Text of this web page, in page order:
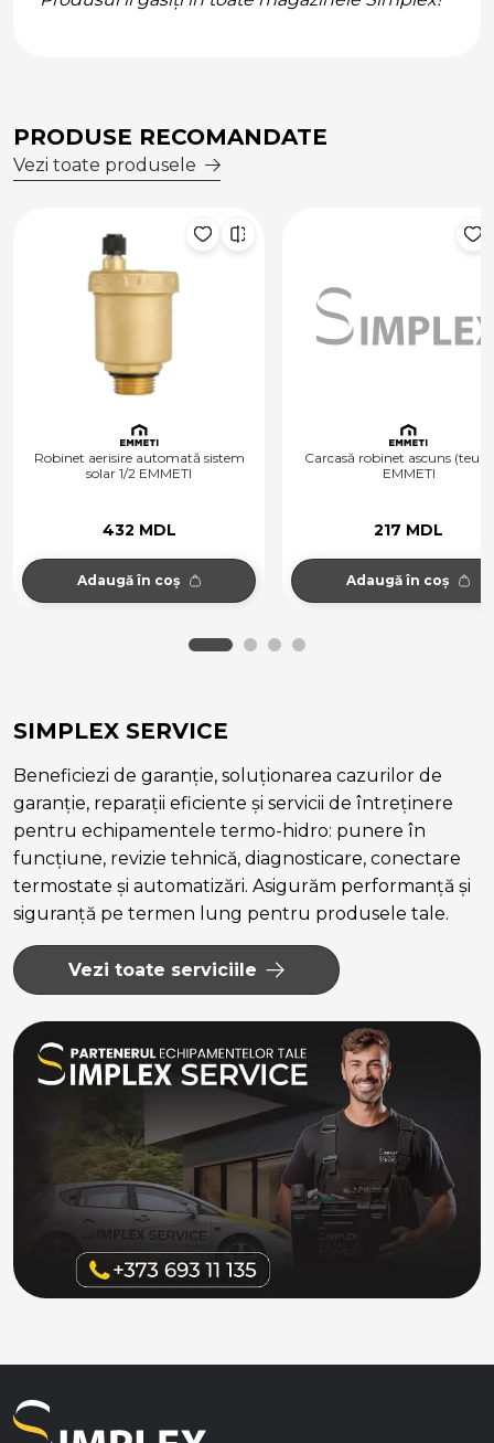
PRODUSE RECOMANDATE
Vezi toate produsele
Robinet aerisire automată sistem
solar 1/2 EMMETI
432 MDL
Adaugă în coș
Carcasă robinet ascuns (teu) d.
EMMETI
217 MDL
Adaugă în coș
SIMPLEX SERVICE
Beneficiezi de garanție, soluționarea cazurilor de
garanție, reparații eficiente și servicii de întreținere
pentru echipamentele termo-hidro: punere în
funcțiune, revizie tehnică, diagnosticare, conectare
termostate și automatizări. Asigurăm performanță și
siguranță pe termen lung pentru produsele tale.
Vezi toate serviciile